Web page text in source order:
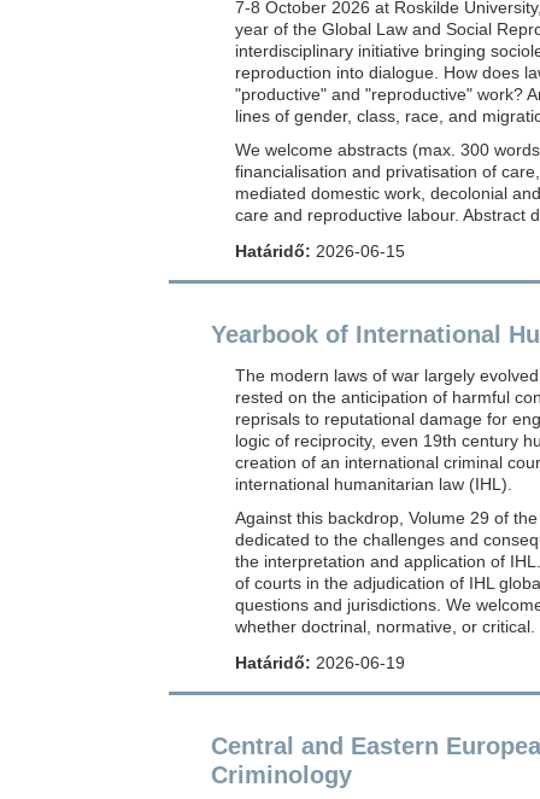
7-8 October 2026 at Roskilde
year of the Global Law and Social
interdisciplinary initiative bringing
reproduction into dialogue. How does
"productive" and "reproductive" work?
lines of gender, class, race, and
We welcome abstracts (max. 300
financialisation and privatisation of
mediated domestic work, decolonial
care and reproductive labour. Abstract
Határidő: 2026-06-15
Yearbook of International
The modern laws of war largely
rested on the anticipation of harmful
reprisals to reputational damage for
logic of reciprocity, even 19th century
creation of an international criminal
international humanitarian law (IHL).
Against this backdrop, Volume 29 of
dedicated to the challenges and
the interpretation and application of
of courts in the adjudication of IHL
questions and jurisdictions. We
whether doctrinal, normative, or critical.
Határidő: 2026-06-19
Central and Eastern
Criminology